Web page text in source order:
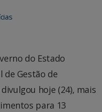
do Estado
de Gestão de
hoje (24), mais
para 13